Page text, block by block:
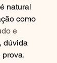
natural
como
e
dúvida